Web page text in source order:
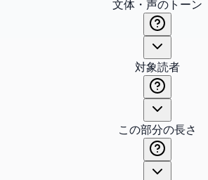
文体・声のトーン
対象読者
この部分の長さ